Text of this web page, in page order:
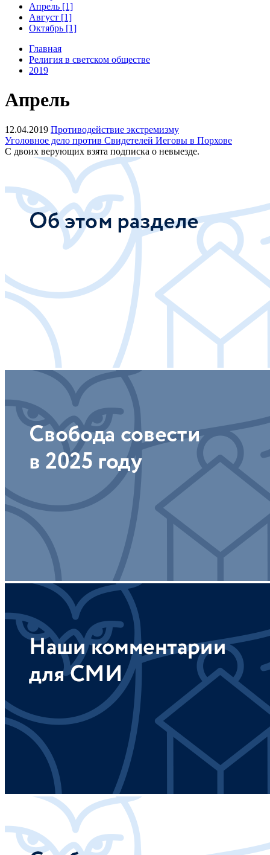
Апрель [1]
Август [1]
Октябрь [1]
Главная
Религия в светском обществе
2019
Апрель
12.04.2019 Противодействие экстремизму
Уголовное дело против Свидетелей Иеговы в Порхове
С двоих верующих взята подписка о невыезде.